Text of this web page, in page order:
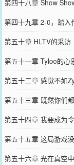
第四十八章 Show
第四十九章 2-0，踏入
第五十章 HLTV的采访
第五十一章 Tyloo的心
第五十二章 感觉不如
第五十三章 既然你们
第五十四章 我要成为
第五十五章 这局游戏
第五十六章 光在真空